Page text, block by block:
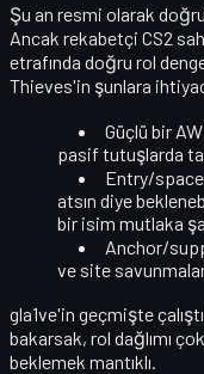
Şu an resmi olarak
Ancak rekabetçi CS2
etrafında doğru rol
Thieves'in şunlara
Güçlü bir
pasif tutuşlarda
Entry/
atsın diye
bir isim mutlaka
Anchor/
ve site
gla1ve'in geçmişte
bakarsak, rol dağlımı
beklemek mantıklı.